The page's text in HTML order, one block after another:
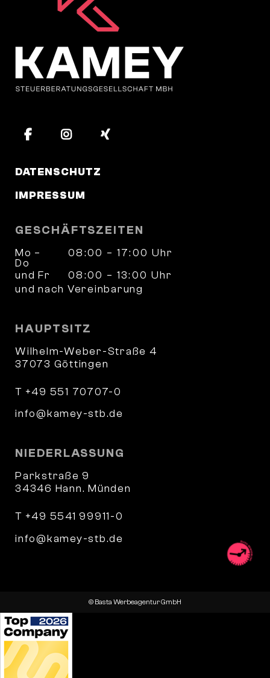
DATENSCHUTZ
IMPRESSUM
GESCHÄFTSZEITEN
Mo –
Do
08:00 – 17:00 Uhr
und Fr
08:00 – 13:00 Uhr
und nach Vereinbarung
HAUPTSITZ
Wilhelm-Weber-Straße 4
37073 Göttingen
T +49 551 70707-0
info@kamey-stb.de
NIEDERLASSUNG
Parkstraße 9
34346 Hann. Münden
T +49 5541 99911-0
info@kamey-stb.de
© Basta Werbeagentur GmbH